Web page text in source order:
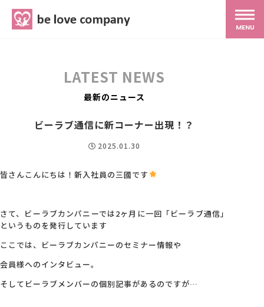
MENU
MG研修
スタッフ紹介
最新ブログ
会社概要
LATEST NEWS
最新のニュース
ビーラブ通信に新コーナー出現！？
2025.01.30
皆さんこんにちは！新入社員の三國です
さて、ビーラブカンパニーでは2ヶ月に一回「ビーラブ通信」
というものを発行しています
ここでは、ビーラブカンパニーのセミナー情報や
会員様へのインタビュー。
そしてビーラブメンバーの個別記事があるのですが…